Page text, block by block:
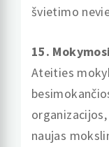
švietimo
15.
Ateities
naujas